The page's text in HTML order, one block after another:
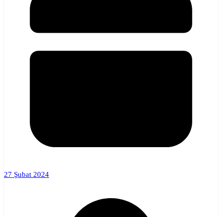
27 Şubat 2024